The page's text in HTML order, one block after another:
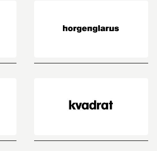
horgenglarus
Kvadrat